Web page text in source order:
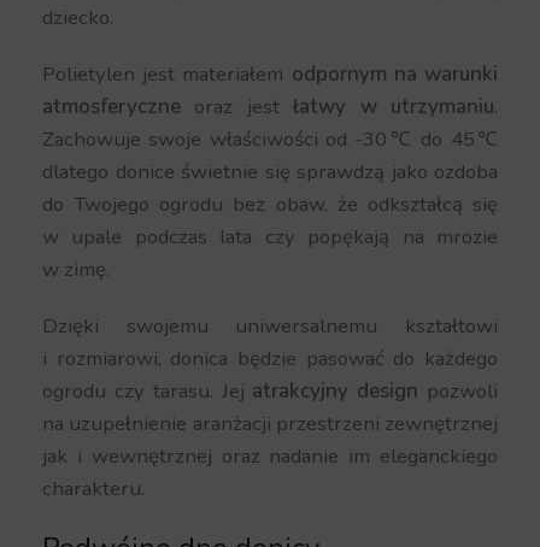
dziecko.
Polietylen jest materiałem odpornym na warunki
atmosferyczne oraz jestłatwy w utrzymaniu.
Zachowuje swoje właściwości od -30℃ do 45℃
dlatego donice świetnie się sprawdzą jako ozdoba
do Twojego ogrodu bez obaw, że odkształcą się
w upale podczas lata czy popękają na mrozie
w zimę.
Dzięki swojemu uniwersalnemu kształtowi
i rozmiarowi, donica będzie pasować do każdego
ogrodu czy tarasu. Jej atrakcyjny design pozwoli
na uzupełnienie aranżacji przestrzeni zewnętrznej
jak i wewnętrznej oraz nadanie im eleganckiego
charakteru.